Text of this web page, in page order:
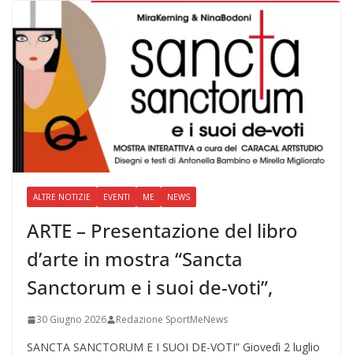
ALTRE NOTIZIE EVENTI ME NEWS
ARTE – Presentazione del libro
d’arte in mostra “Sancta
Sanctorum e i suoi de-voti”,
30 Giugno 2026 Redazione SportMeNews
SANCTA SANCTORUM E I SUOI DE-VOTI” Giovedì 2 luglio